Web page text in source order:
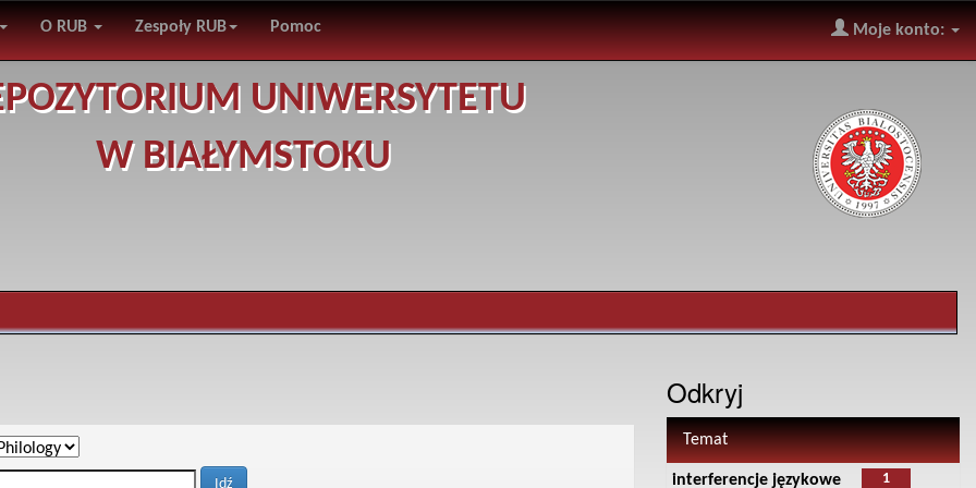
O RUB Zespoły RUB Pomoc Moje konto:
UNIWERSYTETU
W BIAŁYMSTOKU
Odkryj
Temat
1
interferencje językowe